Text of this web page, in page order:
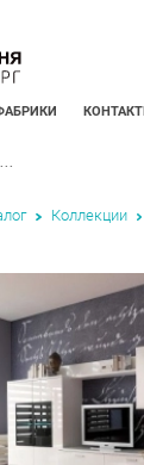
КОНТАКТЫ
Коллекции